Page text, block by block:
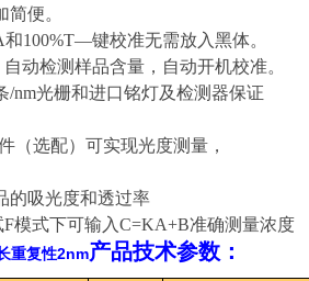
便。
和100%T—键校准无需放入黑体。
动检测样品含量，自动开机校准。
/nm光栅和进口铭灯及检测器保证
（选配）可实现光度测量，
的吸光度和透过率
F模式下可输入C=KA+B准确测量浓度
重复性2nm产品技术参数：